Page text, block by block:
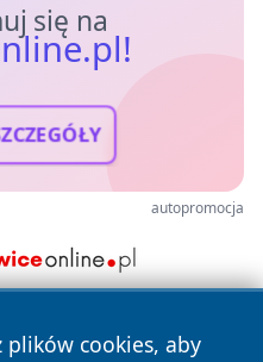
się na
autopromocja
plików cookies, aby